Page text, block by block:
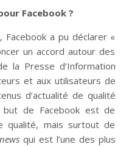
Facebook ?
Facebook a pu déclarer «
un accord autour des
la Presse d’Information
et aux utilisateurs de
d’actualité de qualité
de Facebook est de
qualité, mais surtout de
qui est l’une des plus